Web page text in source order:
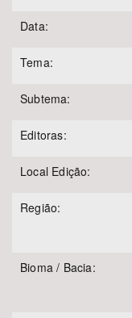
Data:
Tema:
Subtema:
Editoras:
Local Edição:
Região:
Bioma / Bacia: